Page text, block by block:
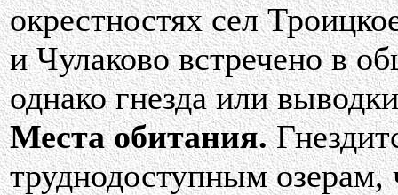
окрестностях сел
и Чулаково встречено в
однако гнезда или
Места обитания.
труднодоступным